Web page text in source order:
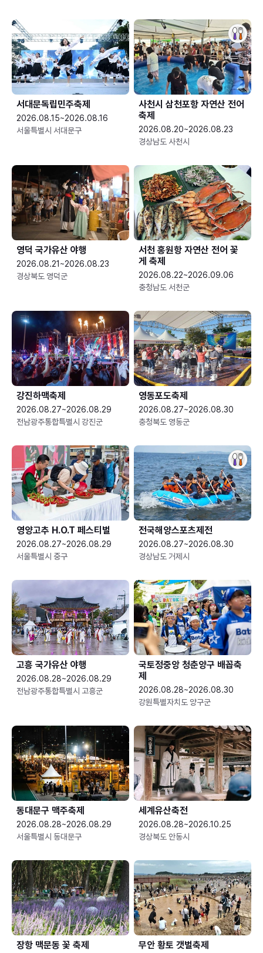
서대문독립민주축제
2026.08.15~2026.08.16
서울특별시 서대문구
사천시 삼천포항 자연산 전어
축제
2026.08.20~2026.08.23
경상남도 사천시
영덕 국가유산 야행
2026.08.21~2026.08.23
경상북도 영덕군
서천 홍원항 자연산 전어 꽃
게 축제
2026.08.22~2026.09.06
충청남도 서천군
강진하맥축제
2026.08.27~2026.08.29
전남광주통합특별시 강진군
영동포도축제
2026.08.27~2026.08.30
충청북도 영동군
영양고추 H.O.T 페스티벌
2026.08.27~2026.08.29
서울특별시 중구
전국해양스포츠제전
2026.08.27~2026.08.30
경상남도 거제시
고흥 국가유산 야행
2026.08.28~2026.08.29
전남광주통합특별시 고흥군
국토정중앙 청춘양구 배꼽축
제
2026.08.28~2026.08.30
강원특별자치도 양구군
동대문구 맥주축제
2026.08.28~2026.08.29
서울특별시 동대문구
세계유산축전
2026.08.28~2026.10.25
경상북도 안동시
장항 맥문동 꽃 축제 무안 황토 갯벌축제